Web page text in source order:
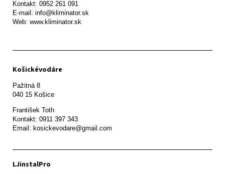
Kontakt: 0952 261 091
E-mail: info@kliminator.sk
Web: www.kliminator.sk
Košickévodáre
Pažitná 8
František Toth
Kontakt: 0911 397 343
Email: kosickevodare@gmail.com
LJinstalPro